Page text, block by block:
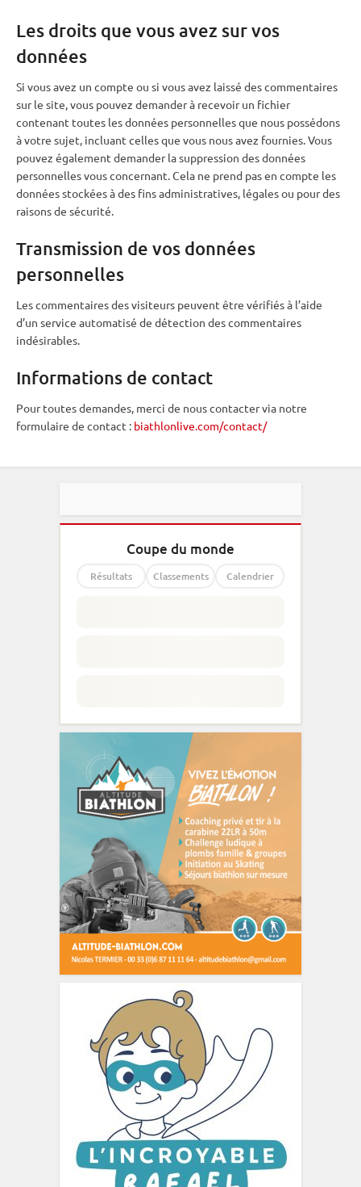
Les droits que vous avez sur vos
données
Si vous avez un compte ou si vous avez laissé des commentaires
sur le site, vous pouvez demander à recevoir un fichier
contenant toutes les données personnelles que nous possédons
à votre sujet, incluant celles que vous nous avez fournies. Vous
pouvez également demander la suppression des données
personnelles vous concernant. Cela ne prend pas en compte les
données stockées à des fins administratives, légales ou pour des
raisons de sécurité.
Transmission de vos données
personnelles
Les commentaires des visiteurs peuvent être vérifiés à l’aide
d’un service automatisé de détection des commentaires
indésirables.
Informations de contact
Pour toutes demandes, merci de nous contacter via notre
formulaire de contact : biathlonlive.com/contact/
Coupe du monde
Résultats Classements Calendrier